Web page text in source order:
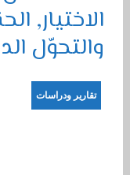
الاختيار,
والتحوّل
تقارير ودراسات